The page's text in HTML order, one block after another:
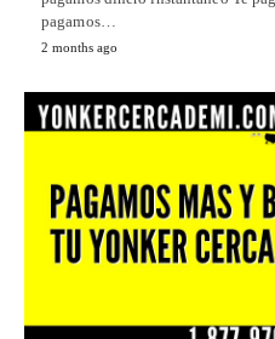
pagamos…
2 months ago